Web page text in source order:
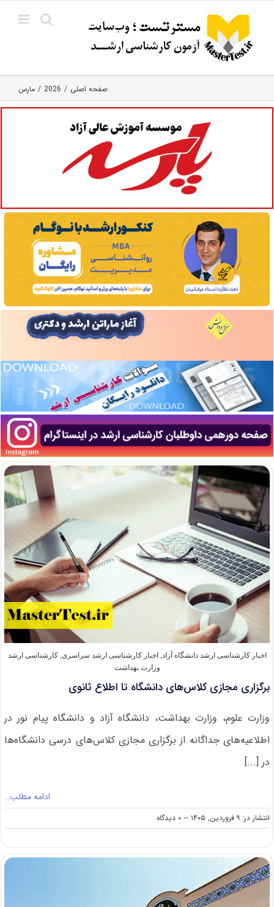
content
صفحه اصلی 2026 مارس
اخبار کارشناسی ارشد دانشگاه آزاد,اخبار کارشناسی ارشد سراسری,کارشناسی ارشد
وزارت بهداشت
برگزاری مجازی کلاس‌های دانشگاه تا اطلاع ثانوی
وزارت علوم، وزارت بهداشت، دانشگاه آزاد و دانشگاه پیام نور در
اطلاعیه‌های جداگانه از برگزاری مجازی کلاس‌های درسی دانشگاه‌ها
در [...]
ادامه مطلب…
انتشار در: ۹ فروردین, ۱۴۰۵ -- ۰ دیدگاه
on
برگزاری
کلاس‌های
ثانوی